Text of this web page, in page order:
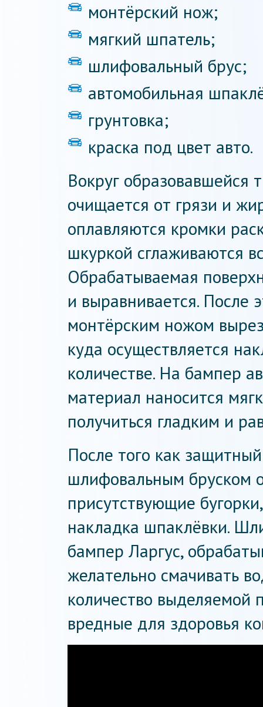
монтёрский нож;
мягкий шпатель;
шлифовальный брус;
автомобильная
грунтовка;
краска под цвет авто.
Вокруг образовавшейся
очищается от грязи и
оплавляются кромки
шкуркой сглаживаются
Обрабатываемая
и выравнивается. После
монтёрским ножом
куда осуществляется
количестве. На бампер
материал наносится
получиться гладким и
После того как
шлифовальным бруском
присутствующие
накладка шпаклёвки.
бампер Ларгус,
желательно смачивать
количество выделяемой
вредные для здоровья